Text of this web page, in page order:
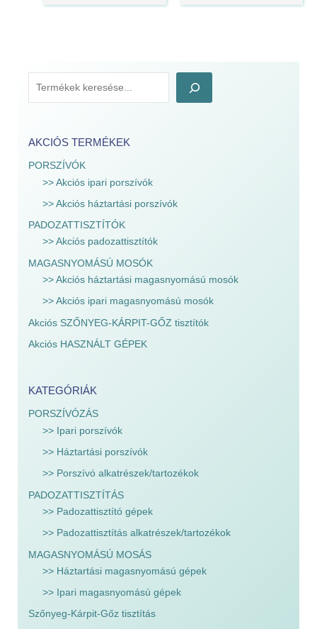
AKCIÓS TERMÉKEK
PORSZÍVÓK
>> Akciós ipari porszívók
>> Akciós háztartási porszívók
PADOZATTISZTÍTÓK
>> Akciós padozattisztítók
MAGASNYOMÁSÚ MOSÓK
>> Akciós háztartási magasnyomású mosók
>> Akciós ipari magasnyomású mosók
Akciós SZŐNYEG-KÁRPIT-GŐZ tisztítók
Akciós HASZNÁLT GÉPEK
KATEGÓRIÁK
PORSZÍVÓZÁS
>> Ipari porszívók
>> Háztartási porszívók
>> Porszívó alkatrészek/tartozékok
PADOZATTISZTÍTÁS
>> Padozattisztító gépek
>> Padozattisztítás alkatrészek/tartozékok
MAGASNYOMÁSÚ MOSÁS
>> Háztartási magasnyomású gépek
>> Ipari magasnyomású gépek
Szőnyeg-Kárpit-Gőz tisztítás